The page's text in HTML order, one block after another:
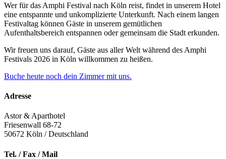
Wer für das Amphi Festival nach Köln reist, findet in unserem Hotel
eine entspannte und unkomplizierte Unterkunft. Nach einem langen
Festivaltag können Gäste in unserem gemütlichen
Aufenthaltsbereich entspannen oder gemeinsam die Stadt erkunden.
Wir freuen uns darauf, Gäste aus aller Welt während des Amphi
Festivals 2026 in Köln willkommen zu heißen.
Buche heute noch dein Zimmer mit uns.
Adresse
Astor & Aparthotel
Friesenwall 68-72
50672 Köln / Deutschland
Tel. / Fax / Mail